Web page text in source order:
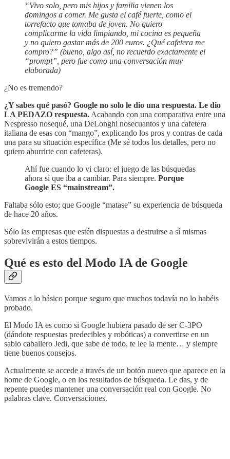
“Vivo solo, pero mis hijos y familia vienen los
domingos a comer. Me gusta el café fuerte, como el
torrefacto que tomaba de joven. No quiero
complicarme la vida limpiando, mi cocina es pequeña
y no quiero gastar más de 200 euros. ¿Qué cafetera me
compro?” (bueno, algo así, no recuerdo exactamente el
“prompt”, pero fue como una conversación muy
elaborada)
¿No es tremendo?
¿Y sabes qué pasó? Google no solo le dio una respuesta. Le dio
LA PEDAZO respuesta. Acabando con una comparativa entre una
Nespresso nosequé, una DeLonghi nosecuantos y una cafetera
italiana de esas con “mango”, explicando los pros y contras de cada
una para su situación específica (Me sé todos los detalles, pero no
quiero aburrirte con cafeteras).
Ahí fue cuando lo vi claro: el juego de las búsquedas
ahora sí que iba a cambiar. Para siempre. Porque
Google ES “mainstream”.
Faltaba sólo esto; que Google “matase” su experiencia de búsqueda
de hace 20 años.
Sólo las empresas que estén dispuestas a destruirse a sí mismas
sobrevivirán a estos tiempos.
Qué es esto del Modo IA de Google
Vamos a lo básico porque seguro que muchos todavía no lo habéis
probado.
El Modo IA es como si Google hubiera pasado de ser C-3PO
(dándote respuestas predecibles y robóticas) a convertirse en un
sabio caballero Jedi, que sabe de todo, te lee la mente… y siempre
tiene buenos consejos.
Actualmente se accede a través de un botón nuevo que aparece en la
home de Google, o en los resultados de búsqueda. Le das, y de
repente puedes mantener una conversación real con Google. No
palabras clave. Conversaciones.